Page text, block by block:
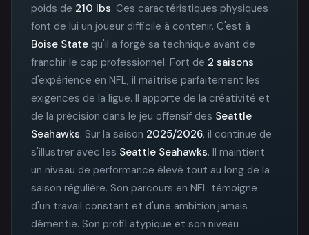
poids de 210 lbs. Ces caractéristiques physiques
font de lui un joueur difficile à contenir. C'est à
Boise State qu'il a forgé sa technique avant de
franchir le cap professionnel. Fort de 2 saisons
d'expérience en NFL, il maîtrise parfaitement les
exigences de la ligue. Il apporte de la créativité et
de la précision dans le jeu offensif des Seattle
Seahawks. Sur la saison 2025/2026, il continue de
s'illustrer avec les Seattle Seahawks. Il maintient
un niveau de performance élevé tout au long de la
saison régulière. Son parcours en NFL témoigne
d'un travail constant et d'une ambition jamais
démentie. Son profil atypique et son niveau